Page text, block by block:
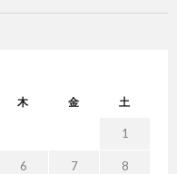
木 金 土
1
6 7 8